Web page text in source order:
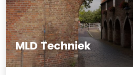
MLD Techniek